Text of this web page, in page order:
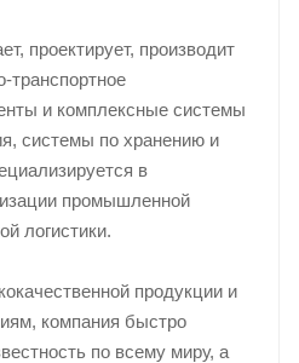
проектирует, производит
транспортное
и комплексные системы
системы по хранению и
в
промышленной
логистики.
продукции и
компания быстро
по всему миру, а